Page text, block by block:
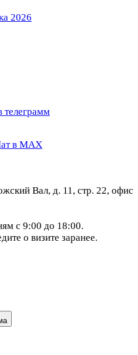
2026
телеграмм
в МАХ
Вал, д. 11, стр. 22, офис
с 9:00 до 18:00.
о визите заранее.